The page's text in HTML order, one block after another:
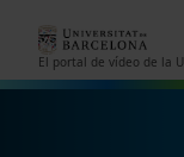
El portal de vídeo de la